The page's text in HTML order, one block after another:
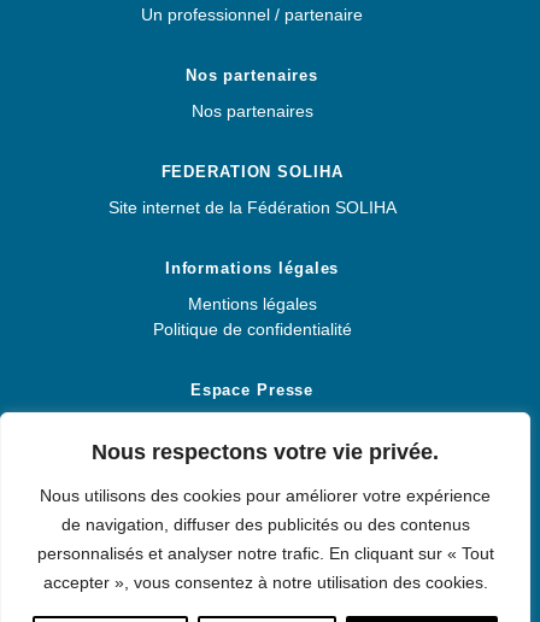
Nous respectons votre vie privée.
Nous utilisons des cookies pour améliorer votre expérience
de navigation, diffuser des publicités ou des contenus
personnalisés et analyser notre trafic. En cliquant sur « Tout
accepter », vous consentez à notre utilisation des cookies.
Un professionnel / partenaire
Nos partenaires
Nos partenaires
FEDERATION SOLIHA
Site internet de la Fédération SOLIHA
Informations légales
Mentions légales
Politique de confidentialité
Espace Presse
SOLIHA PROVENCE
© 2026 SOLIHA PROVENCE. Solidaires pour l'habitat.